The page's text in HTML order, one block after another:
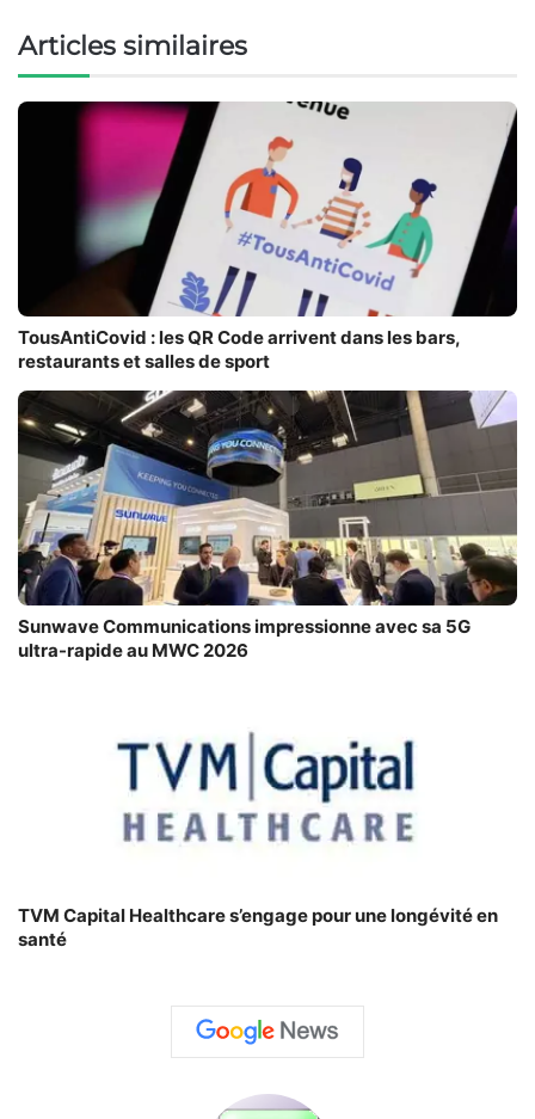
Articles similaires
TousAntiCovid : les QR Code arrivent dans les bars,
restaurants et salles de sport
Sunwave Communications impressionne avec sa 5G
ultra-rapide au MWC 2026
TVM Capital Healthcare s’engage pour une longévité en
santé